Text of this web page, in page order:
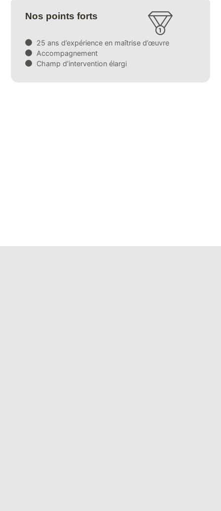
Nos points forts
25 ans d’expérience en maîtrise d’œuvre
Accompagnement
Champ d’intervention élargi